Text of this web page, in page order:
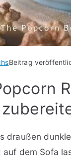
Beitrag
draußen
auf dem Sofa